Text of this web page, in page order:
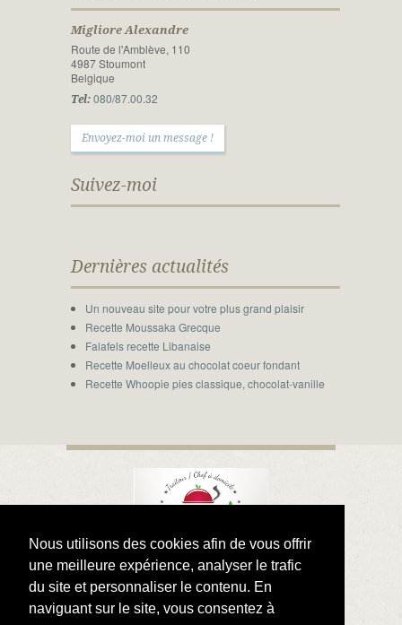
Nous utilisons des cookies afin de vous offrir
une meilleure expérience, analyser le trafic
du site et personnaliser le contenu. En
naviguant sur le site, vous consentez à
Migliore Alexandre
Route de l'Amblève, 110
4987 Stoumont
Belgique
Tel: 080/87.00.32
Envoyez-moi un message !
Suivez-moi
Dernières actualités
Un nouveau site pour votre plus grand plaisir
Recette Moussaka Grecque
Falafels recette Libanaise
Recette Moelleux au chocolat coeur fondant
Recette Whoopie pies classique, chocolat-vanille
Accueil
Chef à domicile en province de
Liège
Contacter traiteur “Aux Fruits de ma